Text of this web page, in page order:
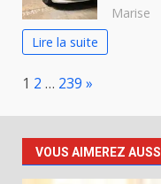
Marise
Lire la suite
Page:
1 2 … 239 Next
»
VOUS AIMEREZ AUSSI